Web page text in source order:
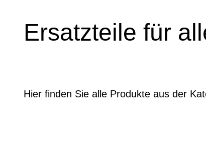
Ersatzteile für
Hier finden Sie alle Produkte aus der